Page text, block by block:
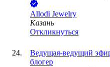
Allodi Jewelry
Казань
Откликнуться
Ведущая-ведущий
блогер